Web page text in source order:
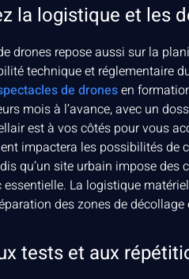
la logistique et les
drones repose aussi sur la
technique et réglementaire
de dronesen
mois à l’avance, avec un
est à vos côtés pour vous
impactera les possibilités
qu’un site urbain impose
essentielle. La logistique
des zones de
tests et aux